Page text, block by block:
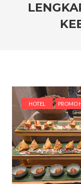
HOTEL PROMO